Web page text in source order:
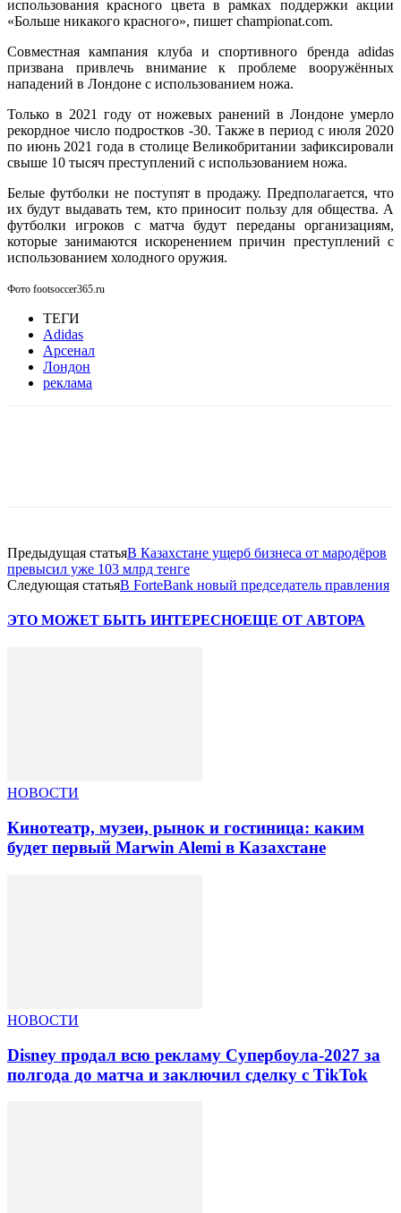
использования красного цвета в рамках поддержки акции
«Больше никакого красного», пишет championat.com.
Совместная кампания клуба и спортивного бренда adidas
призвана привлечь внимание к проблеме вооружённых
нападений в Лондоне с использованием ножа.
Только в 2021 году от ножевых ранений в Лондоне умерло
рекордное число подростков -30. Также в период с июля 2020
по июнь 2021 года в столице Великобритании зафиксировали
свыше 10 тысяч преступлений с использованием ножа.
Белые футболки не поступят в продажу. Предполагается, что
их будут выдавать тем, кто приносит пользу для общества. А
футболки игроков с матча будут переданы организациям,
которые занимаются искоренением причин преступлений с
использованием холодного оружия.
Фото footsoccer365.ru
ТЕГИ
Adidas
Арсенал
Лондон
реклама
Предыдущая статьяВ Казахстане ущерб бизнеса от мародёров
превысил уже 103 млрд тенге
Следующая статьяВ ForteBank новый председатель правления
ЭТО МОЖЕТ БЫТЬ ИНТЕРЕСНОЕЩЕ ОТ АВТОРА
НОВОСТИ
Кинотеатр, музеи, рынок и гостиница: каким
будет первый Marwin Alemi в Казахстане
НОВОСТИ
Disney продал всю рекламу Супербоула-2027 за
полгода до матча и заключил сделку с TikTok